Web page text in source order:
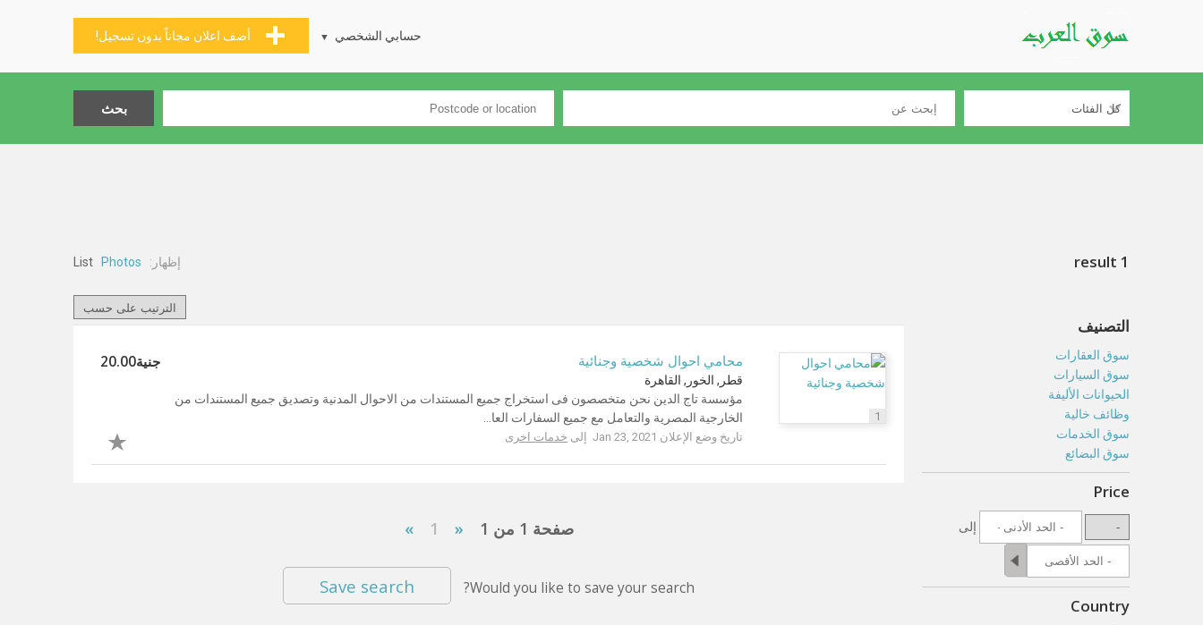
أضف اعلان مجاناً بدون تسجيل! حسابي الشخصي
1 result إظهار: Photos
التصنيف
سوق العقارات
سوق السيارات
الحيوانات الأليفة
وظائف خالية
سوق الخدمات
سوق البضائع
Price
إلى
Country
1
محامي احوال شخصية وجنائية
قطر, الخور, القاهرة
مؤسسة تاج الدين نحن متخصصون فى استخراج جميع المستندات من الاحوال المدنية وتصديق جميع المستندات من
الخارجية المصرية والتعامل مع جميع السفارات العا...
تاريخ وضع الإعلان Jan 23, 2021 إلى خدمات اخرى
جنية20.00
صفحة 1 من 1 «
1
»
Would you like to save your search?
Save search